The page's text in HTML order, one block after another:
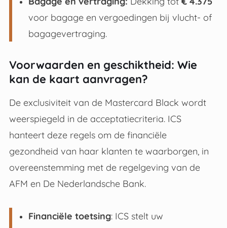
voor bagage en vergoedingen bij vlucht- of
bagagevertraging.
Voorwaarden en geschiktheid: Wie
kan de kaart aanvragen?
De exclusiviteit van de Mastercard Black wordt
weerspiegeld in de acceptatiecriteria. ICS
hanteert deze regels om de financiële
gezondheid van haar klanten te waarborgen, in
overeenstemming met de regelgeving van de
AFM en De Nederlandsche Bank.
Financiële toetsing: ICS stelt uw